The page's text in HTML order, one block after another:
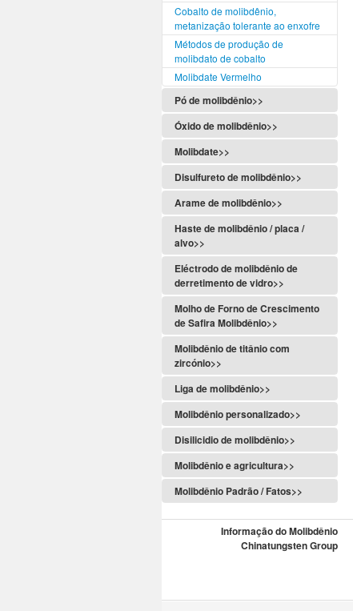
Cobalto de molibdênio,
metanização tolerante ao enxofre
Métodos de produção de
molibdato de cobalto
Molibdate Vermelho
Pó de molibdênio>>
Óxido de molibdênio>>
Molibdate>>
Disulfureto de molibdênio>>
Arame de molibdênio>>
Haste de molibdênio / placa /
alvo>>
Eléctrodo de molibdênio de
derretimento de vidro>>
Molho de Forno de Crescimento
de Safira Molibdênio>>
Molibdênio de titânio com
zircónio>>
Liga de molibdênio>>
Molibdênio personalizado>>
Disilicidio de molibdênio>>
Molibdênio e agricultura>>
Molibdênio Padrão / Fatos>>
Informação do Molibdênio
Chinatungsten Group